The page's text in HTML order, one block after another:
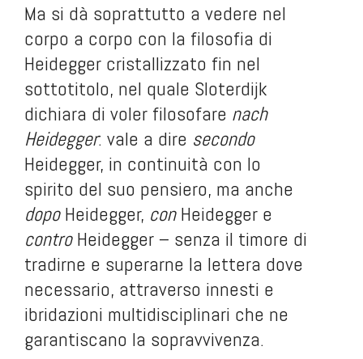
Ma si dà soprattutto a vedere nel
corpo a corpo con la filosofia di
Heidegger cristallizzato fin nel
sottotitolo, nel quale Sloterdijk
dichiara di voler filosofare nach
Heidegger: vale a dire secondo
Heidegger, in continuità con lo
spirito del suo pensiero, ma anche
dopoHeidegger, conHeidegger e
controHeidegger – senza il timore di
tradirne e superarne la lettera dove
necessario, attraverso innesti e
ibridazioni multidisciplinari che ne
garantiscano la sopravvivenza.